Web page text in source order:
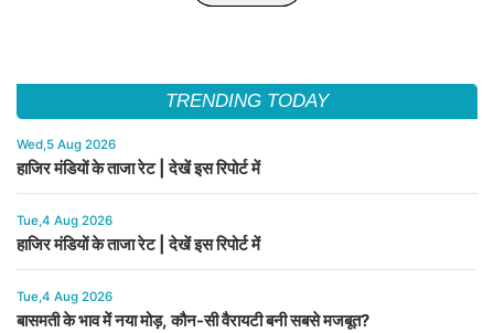
TRENDING TODAY
Wed,5 Aug 2026
हाजिर मंडियों के ताजा रेट | देखें इस रिपोर्ट में
Tue,4 Aug 2026
हाजिर मंडियों के ताजा रेट | देखें इस रिपोर्ट में
Tue,4 Aug 2026
बासमती के भाव में नया मोड़, कौन-सी वैरायटी बनी सबसे मजबूत?